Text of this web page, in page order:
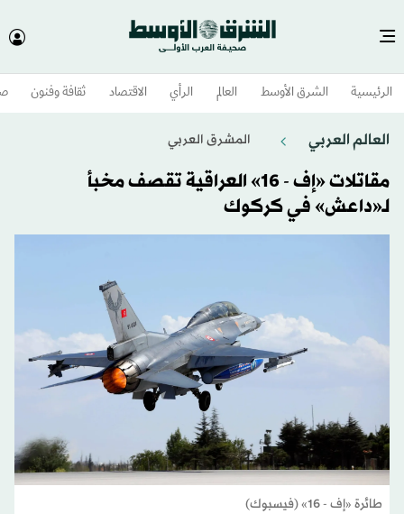
الرئيسية الشرق الأوسط​ العالم الرأي الاقتصاد ثقافة وفنون
العالم العربي المشرق العربي
مقاتلات «إف - 16» العراقية تقصف مخبأ
لـ«داعش» في كركوك
طائرة «إف - 16» (فيسبوك)